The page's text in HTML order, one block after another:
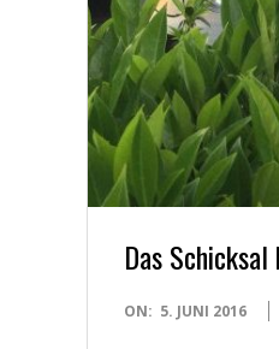
Das
2016-
ON: 5. JUNI 2016